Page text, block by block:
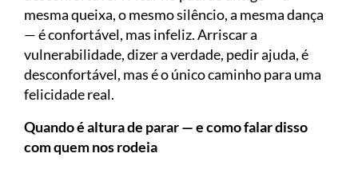
mesma queixa, o mesmo silêncio, a mesma dança
— é confortável, mas infeliz. Arriscar a
vulnerabilidade, dizer a verdade, pedir ajuda, é
desconfortável, mas é o único caminho para uma
felicidade real.
Quando é altura de parar — e como falar disso
com quem nos rodeia